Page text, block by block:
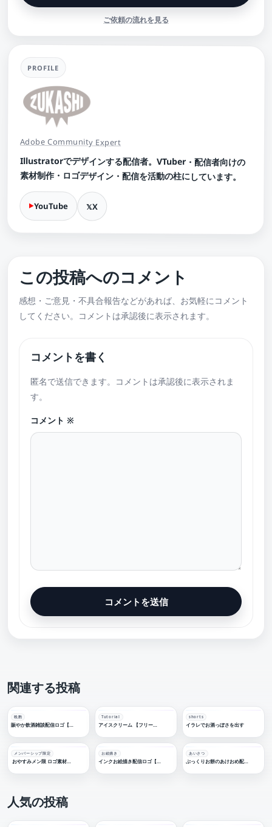
ご依頼の流れを見る
PROFILE
Adobe Community Expert
Illustratorでデザインする配信者。VTuber・配信者向けの
素材制作・ロゴデザイン・配信を活動の柱にしています。
YouTube X
この投稿へのコメント
感想・ご意見・不具合報告などがあれば、お気軽にコメント
してください。コメントは承認後に表示されます。
コメントを書く
匿名で送信できます。コメントは承認後に表示されま
す。
コメント ※
関連する投稿
晩酌
賑やか飲酒雑談配信ロゴ【フリー素材・サムネ素材】
Tutorial
アイスクリーム 【フリー素材・サムネ素材】
shorts
イラレでお酒っぽさを出す
メンバーシップ限定
おやすみメン限 ロゴ素材【フリー素材・サムネ素材】
お絵描き
インクお絵描き配信ロゴ【フリー素材・サムネ素材】
あいさつ
ぷっくりお餅のあけおめ配信ロゴ【フリー素材・サムネ素材】
人気の投稿